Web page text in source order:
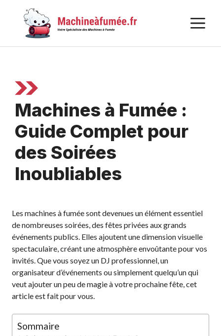
Machines à Fumée :
Guide Complet pour
des Soirées
Inoubliables
Les machines à fumée sont devenues un élément essentiel
de nombreuses soirées, des fêtes privées aux grands
événements publics. Elles ajoutent une dimension visuelle
spectaculaire, créant une atmosphère envoûtante pour vos
invités. Que vous soyez un DJ professionnel, un
organisateur d’événements ou simplement quelqu’un qui
veut ajouter un peu de magie à votre prochaine fête, cet
article est fait pour vous.
Sommaire